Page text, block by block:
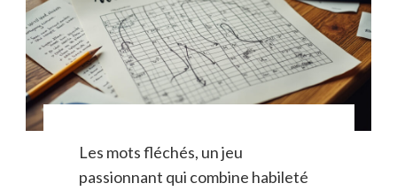
Les mots fléchés, un jeu
passionnant qui combine habileté